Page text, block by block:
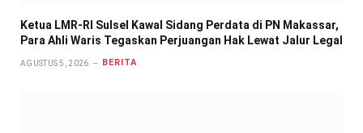
Ketua LMR-RI Sulsel Kawal Sidang Perdata di PN Makassar,
Para Ahli Waris Tegaskan Perjuangan Hak Lewat Jalur Legal
AGUSTUS 5, 2026 BERITA